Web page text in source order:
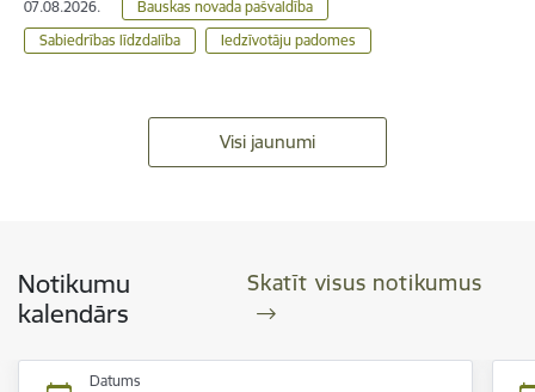
07.08.2026.
Bauskas novada pašvaldība
Sabiedrības līdzdalība
Iedzīvotāju padomes
Visi jaunumi
Notikumu
kalendārs
Skatīt visus notikumus
Datums